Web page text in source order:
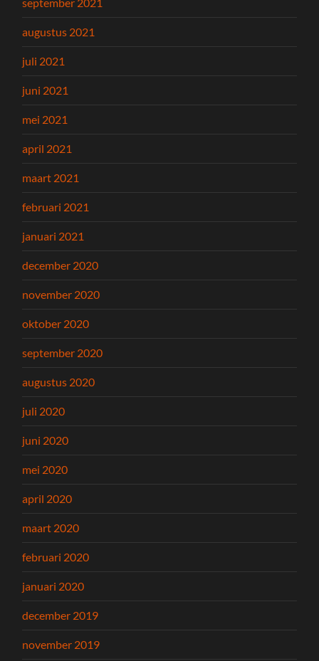
augustus 2021
juli 2021
juni 2021
mei 2021
april 2021
maart 2021
februari 2021
januari 2021
december 2020
november 2020
oktober 2020
september 2020
augustus 2020
juli 2020
juni 2020
mei 2020
april 2020
maart 2020
februari 2020
januari 2020
december 2019
november 2019